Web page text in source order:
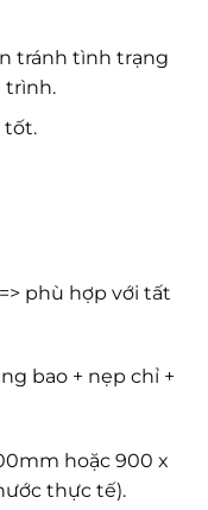
tránh tình trạng
trình.
tốt.
phù hợp với tất
bao + nẹp chỉ +
hoặc 900 x
thực tế).